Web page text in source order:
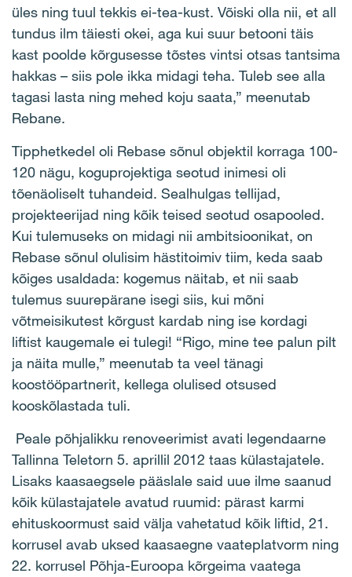
üles ning tuul tekkis ei-tea-kust. Võiski olla nii, et all
tundus ilm täiesti okei, aga kui suur betooni täis
kast poolde kõrgusesse tõstes vintsi otsas tantsima
hakkas – siis pole ikka midagi teha. Tuleb see alla
tagasi lasta ning mehed koju saata,” meenutab
Rebane.
Tipphetkedel oli Rebase sõnul objektil korraga 100-
120 nägu, koguprojektiga seotud inimesi oli
tõenäoliselt tuhandeid. Sealhulgas tellijad,
projekteerijad ning kõik teised seotud osapooled.
Kui tulemuseks on midagi nii ambitsioonikat, on
Rebase sõnul olulisim hästitoimiv tiim, keda saab
kõiges usaldada: kogemus näitab, et nii saab
tulemus suurepärane isegi siis, kui mõni
võtmeisikutest kõrgust kardab ning ise kordagi
liftist kaugemale ei tulegi! “Rigo, mine tee palun pilt
ja näita mulle,” meenutab ta veel tänagi
koostööpartnerit, kellega olulised otsused
kooskõlastada tuli.
Peale põhjalikku renoveerimist avati legendaarne
Tallinna Teletorn 5. aprillil 2012 taas külastajatele.
Lisaks kaasaegsele pääslale said uue ilme saanud
kõik külastajatele avatud ruumid: pärast karmi
ehituskoormust said välja vahetatud kõik liftid, 21.
korrusel avab uksed kaasaegne vaateplatvorm ning
22. korrusel Põhja-Euroopa kõrgeima vaatega